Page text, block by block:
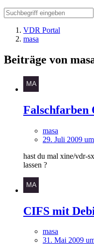
VDR Portal
masa
Beiträge von
Falschfarben
masa
29. Juli 2009
hast du mal xine/vdr-
lassen ?
CIFS mit
masa
31. Mai 2009